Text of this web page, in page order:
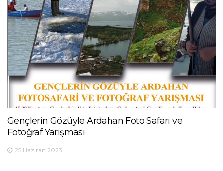
Gençlerin Gözüyle Ardahan Foto Safari ve
Fotoğraf Yarışması
25 Haziran 2023